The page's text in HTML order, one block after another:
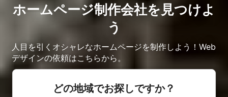
ホームページ制作会社を見つけよ
う
人目を引くオシャレなホームページを制作しよう！Web
デザインの依頼はこちらから。
どの地域でお探しですか？